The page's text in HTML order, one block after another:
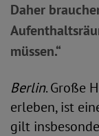
Daher
müssen.“
Berlin. Große
erleben, ist
gilt